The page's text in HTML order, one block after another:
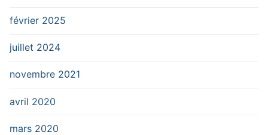
février 2025
juillet 2024
novembre 2021
avril 2020
mars 2020